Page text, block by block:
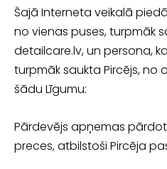
Šajā Interneta veikalā
no vienas puses, turpmāk
detailcare.lv, un persona,
turpmāk saukta Pircējs, no
šādu Līgumu:
Pārdevējs apņemas
preces, atbilstoši Pircēja